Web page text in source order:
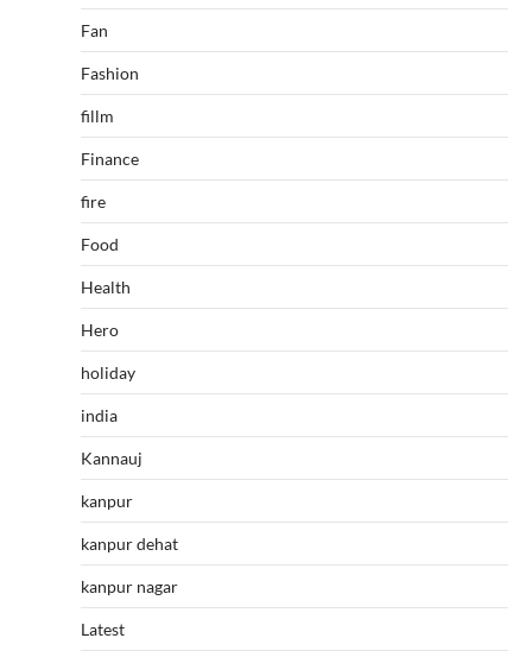
Fan
Fashion
fillm
Finance
fire
Food
Health
Hero
holiday
india
Kannauj
kanpur
kanpur dehat
kanpur nagar
Latest